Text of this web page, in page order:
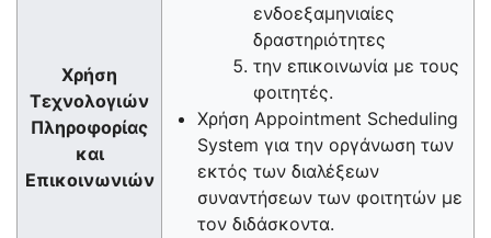
Χρήση
Τεχνολογιών
Πληροφορίας
και
Επικοινωνιών
ενδοεξαμηνιαίες
δραστηριότητες
την επικοινωνία με τους
φοιτητές.
Χρήση Appointment Scheduling
System για την οργάνωση των
εκτός των διαλέξεων
συναντήσεων των φοιτητών με
τον διδάσκοντα.